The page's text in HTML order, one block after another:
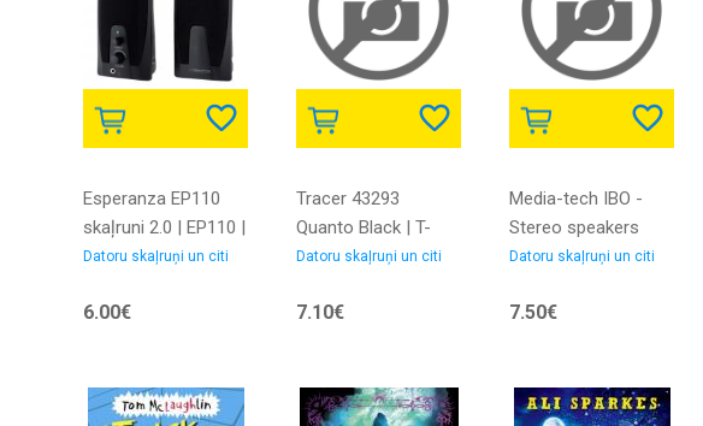
Esperanza EP110
skaļruni 2.0 | EP110 |
5905784768649
Datoru skaļruņi un citi
6.00€
Tracer 43293
Quanto Black | T-
MLX28563 |
Datoru skaļruņi un citi
7.10€
Media-tech IBO -
Stereo speakers
powered from USB
5906453131375
Datoru skaļruņi un citi
7.50€